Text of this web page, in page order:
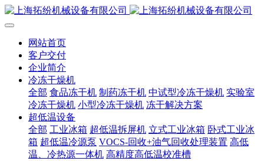
网站首页
客户交付
企业简介
冷冻干燥机
全部 食品冻干机 制药冻干机 中试型冷冻干燥机 实验室
冷冻干燥机 小型冷冻干燥机 冻干解决方案
超低温设备
全部 工业冰箱 超低温拆屏机 立式工业冰箱 卧式工业冰
箱 超低温冷源泵 VOCS-回收+油气回收处理装置 高低
温、冷热源一体机 高精度高低温校准槽